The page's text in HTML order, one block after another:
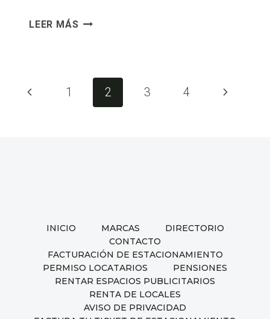
LEER MÁS OJO
ESTACIONAMIENTO
Navegación
Página
1 2 3 4
Siguiente
INICIO MARCAS
DIRECTORIO
CONTACTO
FACTURACIÓN DE ESTACIONAMIENTO
PERMISO LOCATARIOS
PENSIONES
RENTAR ESPACIOS PUBLICITARIOS
RENTA DE LOCALES
AVISO DE PRIVACIDAD